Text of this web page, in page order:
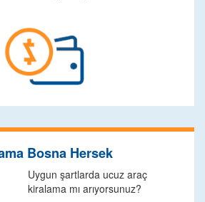
Bosna Hersek
Uygun şartlarda ucuz araç
kiralama mı arıyorsunuz?